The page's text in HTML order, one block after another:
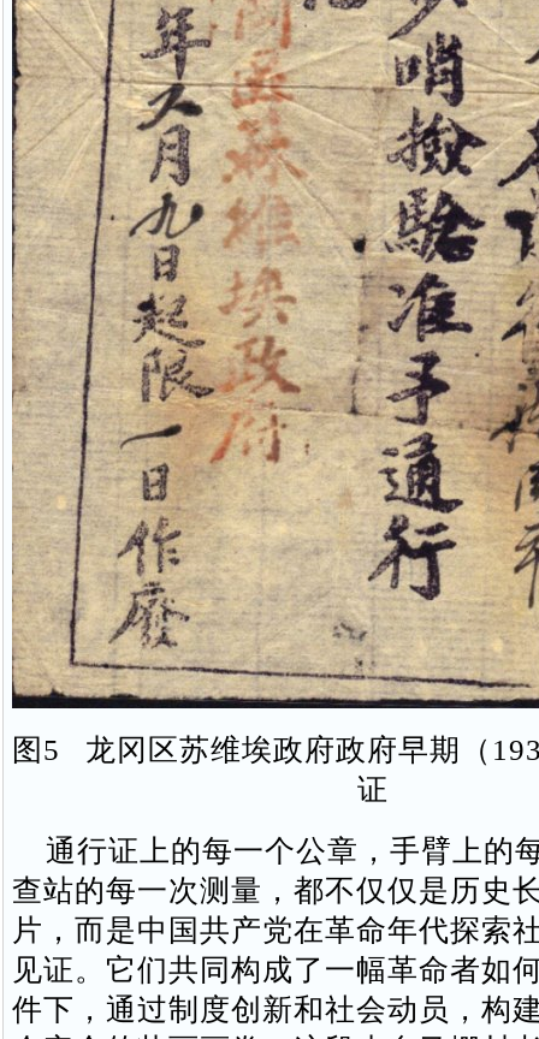
图5 龙冈区苏维埃政府政府早期（
证
通行证上的每一个公章，手臂上的
查站的每一次测量，都不仅仅是历史
片，而是中国共产党在革命年代探索
见证。它们共同构成了一幅革命者如
件下，通过制度创新和社会动员，构